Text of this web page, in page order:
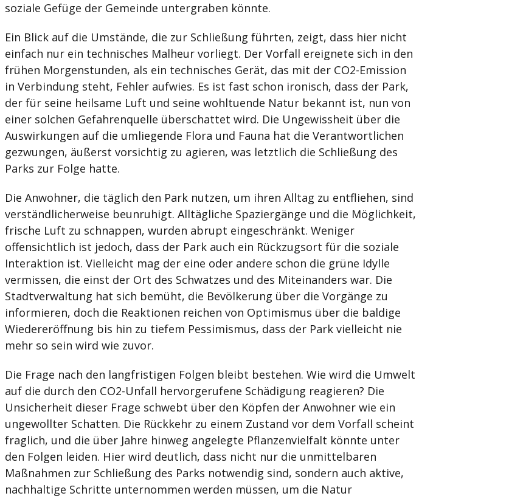
soziale Gefüge der Gemeinde untergraben könnte.
Ein Blick auf die Umstände, die zur Schließung führten, zeigt, dass hier nicht
einfach nur ein technisches Malheur vorliegt. Der Vorfall ereignete sich in den
frühen Morgenstunden, als ein technisches Gerät, das mit der CO2-Emission
in Verbindung steht, Fehler aufwies. Es ist fast schon ironisch, dass der Park,
der für seine heilsame Luft und seine wohltuende Natur bekannt ist, nun von
einer solchen Gefahrenquelle überschattet wird. Die Ungewissheit über die
Auswirkungen auf die umliegende Flora und Fauna hat die Verantwortlichen
gezwungen, äußerst vorsichtig zu agieren, was letztlich die Schließung des
Parks zur Folge hatte.
Die Anwohner, die täglich den Park nutzen, um ihren Alltag zu entfliehen, sind
verständlicherweise beunruhigt. Alltägliche Spaziergänge und die Möglichkeit,
frische Luft zu schnappen, wurden abrupt eingeschränkt. Weniger
offensichtlich ist jedoch, dass der Park auch ein Rückzugsort für die soziale
Interaktion ist. Vielleicht mag der eine oder andere schon die grüne Idylle
vermissen, die einst der Ort des Schwatzes und des Miteinanders war. Die
Stadtverwaltung hat sich bemüht, die Bevölkerung über die Vorgänge zu
informieren, doch die Reaktionen reichen von Optimismus über die baldige
Wiedereröffnung bis hin zu tiefem Pessimismus, dass der Park vielleicht nie
mehr so sein wird wie zuvor.
Die Frage nach den langfristigen Folgen bleibt bestehen. Wie wird die Umwelt
auf die durch den CO2-Unfall hervorgerufene Schädigung reagieren? Die
Unsicherheit dieser Frage schwebt über den Köpfen der Anwohner wie ein
ungewollter Schatten. Die Rückkehr zu einem Zustand vor dem Vorfall scheint
fraglich, und die über Jahre hinweg angelegte Pflanzenvielfalt könnte unter
den Folgen leiden. Hier wird deutlich, dass nicht nur die unmittelbaren
Maßnahmen zur Schließung des Parks notwendig sind, sondern auch aktive,
nachhaltige Schritte unternommen werden müssen, um die Natur